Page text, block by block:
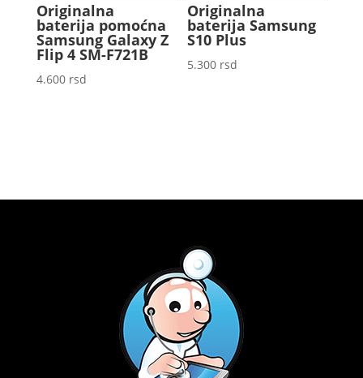
Originalna
baterija pomoćna
Samsung Galaxy Z
Flip 4 SM-F721B
4.600 rsd
Originalna
baterija Samsung
S10 Plus
5.300 rsd